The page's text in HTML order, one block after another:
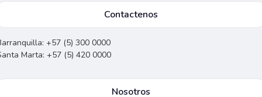
Contactenos
+57 (5) 300 0000
Marta: +57 (5) 420 0000
Nosotros